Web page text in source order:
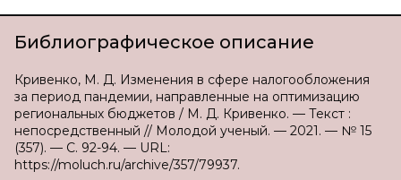
Библиографическое описание
Кривенко, М. Д. Изменения в сфере налогообложения
за период пандемии, направленные на оптимизацию
региональных бюджетов / М. Д. Кривенко. — Текст :
непосредственный // Молодой ученый. — 2021. — № 15
(357). — С. 92-94. — URL:
https://moluch.ru/archive/357/79937.